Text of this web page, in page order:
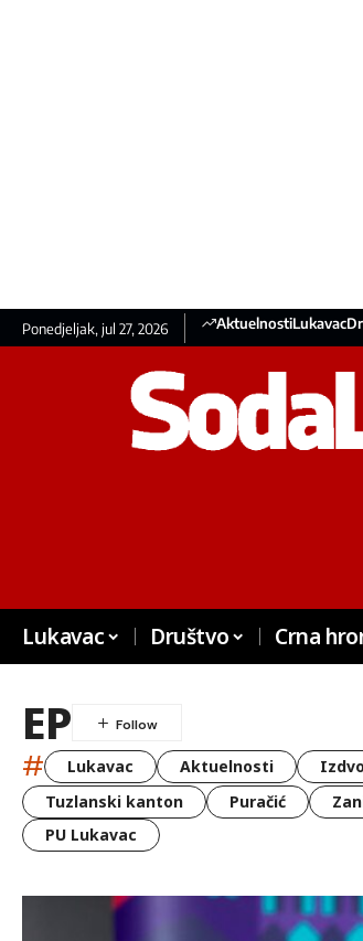
Ponedjeljak, jul 27, 2026 AktuelnostiLukavac
Lukavac Društvo Crna
EP
# Lukavac Aktuelnosti
Tuzlanski kanton
Puračić
PU Lukavac